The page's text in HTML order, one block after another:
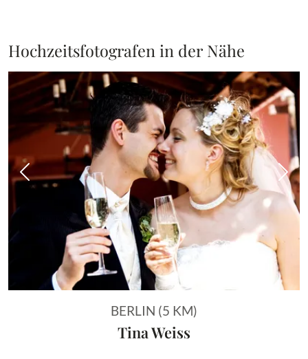
Hochzeitsfotografen in der Nähe
Vorheriges Bild
BERLIN (5 KM)
Tina Weiss